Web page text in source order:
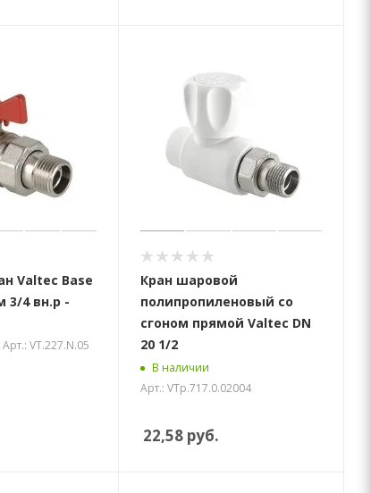
Valtec Base
3/4 вн.р -
Арт.: VT.227.N.05
Кран шаровой
полипропиленовый со
сгоном прямой Valtec DN
20 1/2
В наличии
Арт.: VTp.717.0.02004
22,58 руб.